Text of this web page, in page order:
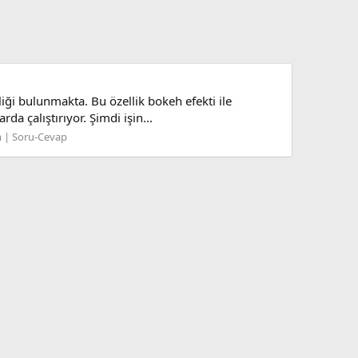
bulunmakta. Bu özellik bokeh efekti ile
çalıştırıyor. Şimdi işin...
| Soru-Cevap